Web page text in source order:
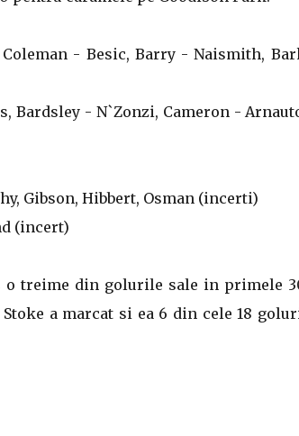
- Besic, Barry - Naismith,
Bardsley - N`Zonzi, Cameron -
Gibson, Hibbert, Osman (incerti)
(incert)
o treime din golurile sale in primele
a marcat si ea 6 din cele 18